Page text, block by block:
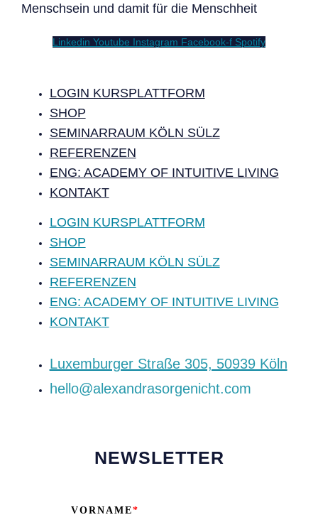
Menschsein und damit für die Menschheit
Linkedin Youtube Instagram Facebook-f Spotify
LOGIN KURSPLATTFORM
SHOP
SEMINARRAUM KÖLN SÜLZ
REFERENZEN
ENG: ACADEMY OF INTUITIVE LIVING
KONTAKT
LOGIN KURSPLATTFORM
SHOP
SEMINARRAUM KÖLN SÜLZ
REFERENZEN
ENG: ACADEMY OF INTUITIVE LIVING
KONTAKT
‍Luxemburger Straße 305, 50939 Köln
hello@alexandrasorgenicht.com
NEWSLETTER
VORNAME*